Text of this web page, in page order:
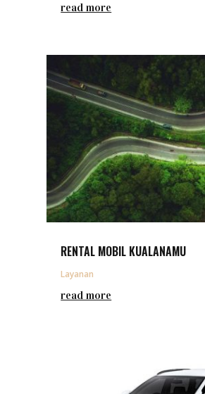
read more
RENTAL MOBIL KUALANAMU
Layanan
read more